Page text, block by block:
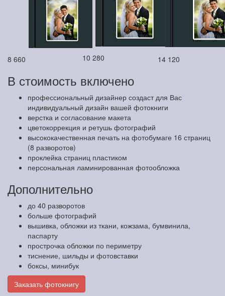
8 660 10 280 14 120
В стоимость включено
профессиональный дизайнер создаст для Вас
индивидуальный дизайн вашей фотокниги
верстка и согласование макета
цветокоррекция и ретушь фотографий
высококачественная печать на фотобумаге 16 страниц
(8 разворотов)
проклейка страниц пластиком
персональная ламинированная фотообложка
Дополнительно
до 40 разворотов
больше фотографий
вышивка, обложки из ткани, кожзама, бумвинила,
паспарту
прострочка обложки по периметру
тиснение, шильды и фотовставки
боксы, минибук
Заказать фотокнигу